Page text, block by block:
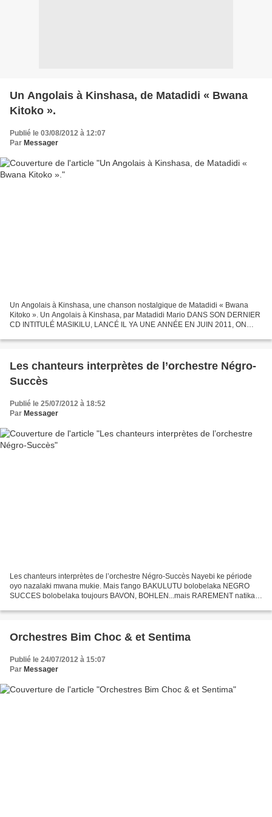
Un Angolais à Kinshasa, de Matadidi « Bwana
Kitoko ».
Publié le 03/08/2012 à 12:07
Par Messager
Un Angolais à Kinshasa, une chanson nostalgique de Matadidi « Bwana
Kitoko ». Un Angolais à Kinshasa, par Matadidi Mario DANS SON DERNIER
CD INTITULÉ MASIKILU, LANCÉ IL YA UNE ANNÉE EN JUIN 2011, ON
Les chanteurs interprètes de l’orchestre Négro-
Succès
Publié le 25/07/2012 à 18:52
Par Messager
Les chanteurs interprètes de l’orchestre Négro-Succès Nayebi ke période
oyo nazalaki mwana mukie. Mais t'ango BAKULUTU bolobelaka NEGRO
SUCCES bolobelaka toujours BAVON, BOHLEN...mais RAREMENT natikala
Orchestres Bim Choc & et Sentima
Publié le 24/07/2012 à 15:07
Par Messager